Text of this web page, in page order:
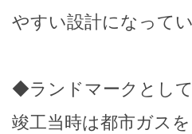
やすい設計になってい
◆ランドマークとし
竣工当時は都市ガス